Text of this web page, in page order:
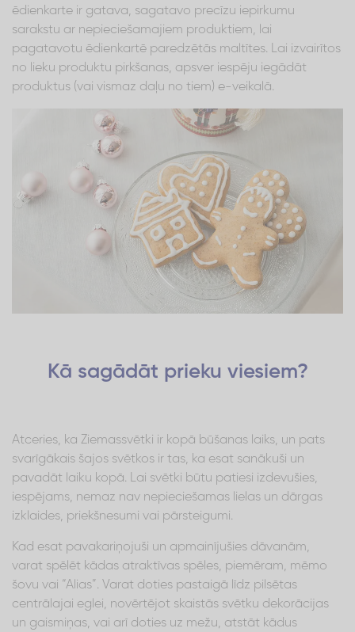
ēdienkarte ir gatava, sagatavo precīzu iepirkumu
sarakstu ar nepieciešamajiem produktiem, lai
pagatavotu ēdienkartē paredzētās maltītes. Lai izvairītos
no lieku produktu pirkšanas, apsver iespēju iegādāt
produktus (vai vismaz daļu no tiem) e-veikalā.
Kā sagādāt prieku viesiem?
Atceries, ka Ziemassvētki ir kopā būšanas laiks, un pats
svarīgākais šajos svētkos ir tas, ka esat sanākuši un
pavadāt laiku kopā. Lai svētki būtu patiesi izdevušies,
iespējams, nemaz nav nepieciešamas lielas un dārgas
izklaides, priekšnesumi vai pārsteigumi.
Kad esat pavakariņojuši un apmainījušies dāvanām,
varat spēlēt kādas atraktīvas spēles, piemēram, mēmo
šovu vai “Alias”. Varat doties pastaigā līdz pilsētas
centrālajai eglei, novērtējot skaistās svētku dekorācijas
un gaismiņas, vai arī doties uz mežu, atstāt kādus